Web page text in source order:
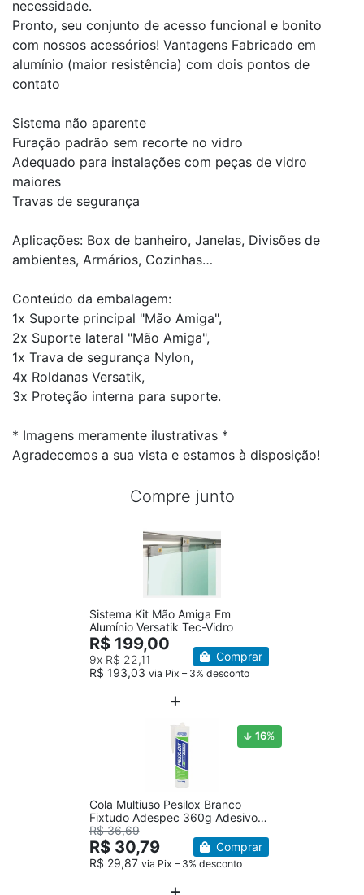
necessidade.
Pronto, seu conjunto de acesso funcional e bonito
com nossos acessórios! Vantagens Fabricado em
alumínio (maior resistência) com dois pontos de
contato
Sistema não aparente
Furação padrão sem recorte no vidro
Adequado para instalações com peças de vidro
maiores
Travas de segurança
Aplicações: Box de banheiro, Janelas, Divisões de
ambientes, Armários, Cozinhas…
Conteúdo da embalagem:
1x Suporte principal "Mão Amiga",
2x Suporte lateral "Mão Amiga",
1x Trava de segurança Nylon,
4x Roldanas Versatik,
3x Proteção interna para suporte.
* Imagens meramente ilustrativas *
Agradecemos a sua vista e estamos à disposição!
Compre junto
Sistema Kit Mão Amiga Em
Alumínio Versatik Tec-Vidro
R$ 199,00
9x R$ 22,11
R$ 193,03 via Pix – 3% desconto
Comprar
16%
Cola Multiuso Pesilox Branco
Fixtudo Adespec 360g Adesivo
Selante
R$ 36,69
R$ 30,79
R$ 29,87 via Pix – 3% desconto
Comprar